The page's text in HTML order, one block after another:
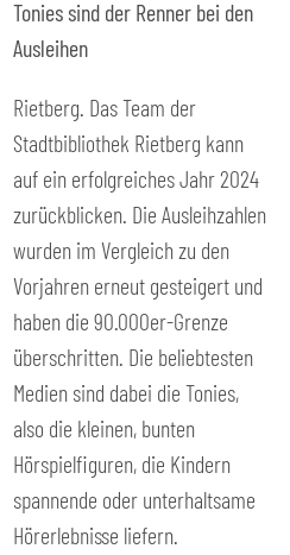
Tonies sind der Renner bei den
Ausleihen
Rietberg. Das Team der
Stadtbibliothek Rietberg kann
auf ein erfolgreiches Jahr 2024
zurückblicken. Die Ausleihzahlen
wurden im Vergleich zu den
Vorjahren erneut gesteigert und
haben die 90.000er-Grenze
überschritten. Die beliebtesten
Medien sind dabei die Tonies,
also die kleinen, bunten
Hörspielfiguren, die Kindern
spannende oder unterhaltsame
Hörerlebnisse liefern.